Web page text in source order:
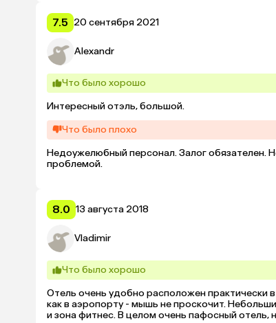
7.5 20 сентября 2021
Alexandr
Что было хорошо
Интересный отэль, большой.
Что было плохо
Недоужелюбный персонал. Залог обязателен.
проблемой.
8.0 13 августа 2018
Vladimir
Что было хорошо
Отель очень удобно расположен
как в аэропорту - мышь не проскочит.
и зона фитнес. В целом очень пафосный отель,